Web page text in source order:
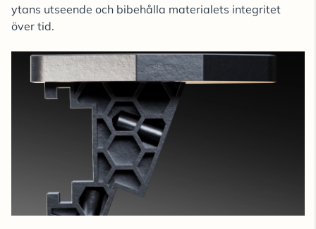
ytans utseende och bibehålla materialets integritet
över tid.